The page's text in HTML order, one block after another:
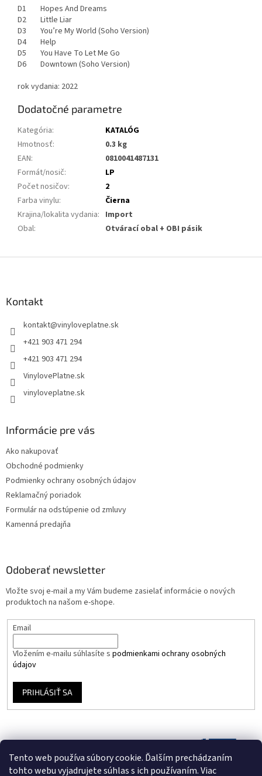
Tento web používa súbory cookie. Ďalším prechádzaním
tohto webu vyjadrujete súhlas s ich používaním. Viac
D1 Hopes And Dreams
D2 Little Liar
D3 You’re My World (Soho Version)
D4 Help
D5 You Have To Let Me Go
D6 Downtown (Soho Version)
rok vydania: 2022
Dodatočné parametre
Kategória:
KATALÓG
Hmotnosť:
0.3 kg
EAN:
0810041487131
Formát/nosič:
LP
Počet nosičov:
2
Farba vinylu:
Čierna
Krajina/lokalita vydania: Import
Obal: Otvárací obal + OBI pásik
Kontakt
kontakt@vinyloveplatne.sk
+421 903 471 294
+421 903 471 294
VinylovePlatne.sk
vinyloveplatne.sk
Informácie pre vás
Ako nakupovať
Obchodné podmienky
Podmienky ochrany osobných údajov
Reklamačný poriadok
Formulár na odstúpenie od zmluvy
Kamenná predajňa
Odoberať newsletter
Vložte svoj e-mail a my Vám budeme zasielať informácie o nových
produktoch na našom e-shope.
Email
Vložením e-mailu súhlasíte s podmienkami ochrany osobných
údajov
PRIHLÁSIŤ SA